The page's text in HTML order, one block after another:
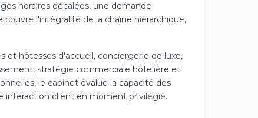
horaires décalées, une demande
l'intégralité de la chaîne hiérarchique,
hôtesses d'accueil, conciergerie de luxe,
stratégie commerciale hôtelière et
le cabinet évalue la capacité des
interaction client en moment privilégié.